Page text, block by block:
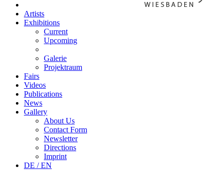
Artists
Exhibitions
Current
Upcoming
Galerie
Projektraum
Fairs
Videos
Publications
News
Gallery
About Us
Contact Form
Newsletter
Directions
Imprint
DE / EN